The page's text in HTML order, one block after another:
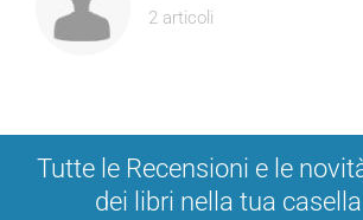
2 articoli
Tutte le Recensioni e le
dei libri nella tua